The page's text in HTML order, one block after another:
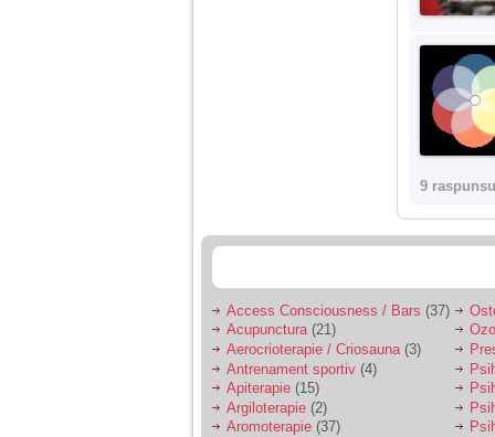
9
Access Consciousness / Bars (37)
Acupunctura(21)
Aerocrioterapie / Criosauna(3)
Antrenament sportiv (4)
Apiterapie (15)
Argiloterapie (2)
Aromoterapie (37)